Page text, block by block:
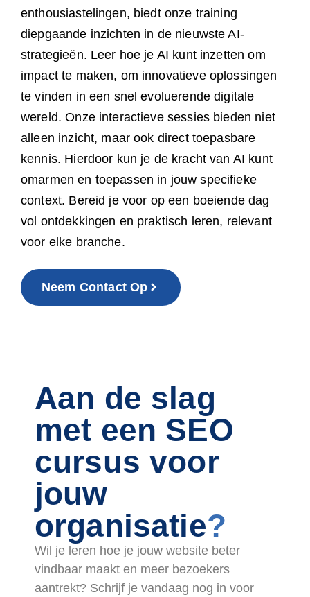
enthousiastelingen, biedt onze training
diepgaande inzichten in de nieuwste AI-
strategieën. Leer hoe je AI kunt inzetten om
impact te maken, om innovatieve oplossingen
te vinden in een snel evoluerende digitale
wereld. Onze interactieve sessies bieden niet
alleen inzicht, maar ook direct toepasbare
kennis. Hierdoor kun je de kracht van AI kunt
omarmen en toepassen in jouw specifieke
context. Bereid je voor op een boeiende dag
vol ontdekkingen en praktisch leren, relevant
voor elke branche.
Neem Contact Op
Aan de slag
met een SEO
cursus voor
jouw
organisatie?
Wil je leren hoe je jouw website beter
vindbaar maakt en meer bezoekers
aantrekt? Schrijf je vandaag nog in voor